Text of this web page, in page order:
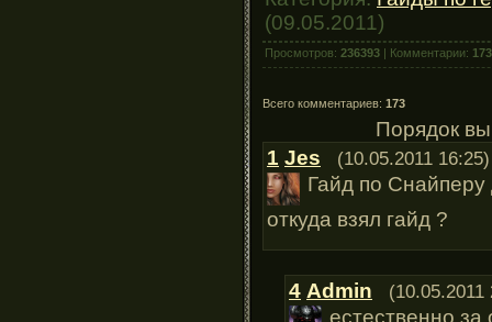
(09.05.2011)
Просмотров: 236393 | Комментарии: 173
Всего комментариев: 173
Порядок
1 Jes (10.05.2011 16:25)
Гайд по
откуда взял гайд ?
4 Admin (10.05.2011
естественно за